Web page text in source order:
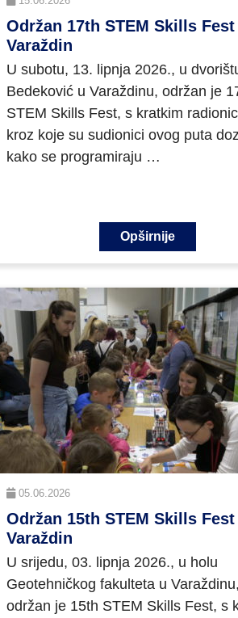
Održan 17th STEM Skills Fest
Varaždin
U subotu, 13. lipnja 2026., u
Bedeković u Varaždinu, održan je
STEM Skills Fest, s kratkim
kroz koje su sudionici ovog puta
kako se programiraju …
Opširnije
05.06.2026
Održan 15th STEM Skills Fest
Varaždin
U srijedu, 03. lipnja 2026., u holu
Geotehničkog fakulteta u Varaždinu,
održan je 15th STEM Skills Fest, s